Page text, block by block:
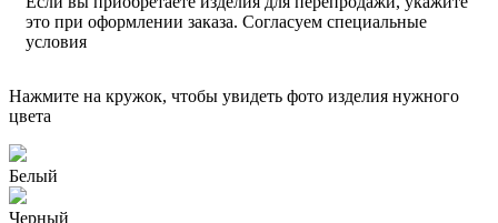
это при оформлении заказа. Согласуем специальные
условия
Нажмите на кружок, чтобы увидеть фото изделия нужного
цвета
Белый
Черный